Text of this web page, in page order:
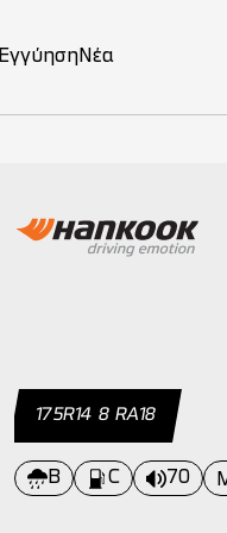
Εγγύηση Νέα
175R14 8 RΑ18
B C 70